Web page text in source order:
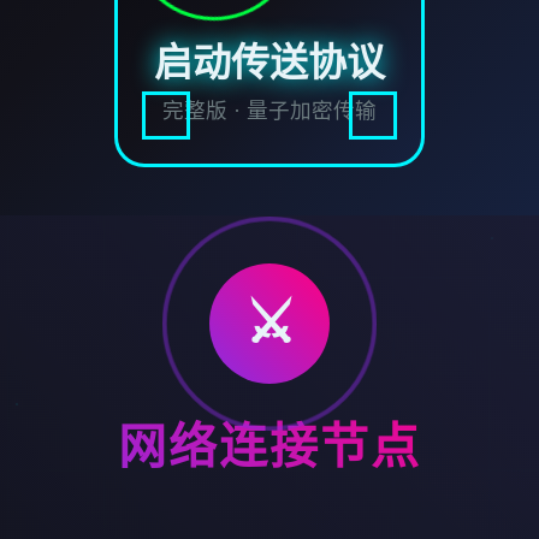
启动传送协议
完整版 · 量子加密传输
⚔️
网络连接节点